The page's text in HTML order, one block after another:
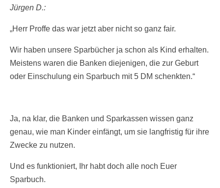
Jürgen D.:
„Herr Proffe das war jetzt aber nicht so ganz fair.
Wir haben unsere Sparbücher ja schon als Kind erhalten.
Meistens waren die Banken diejenigen, die zur Geburt
oder Einschulung ein Sparbuch mit 5 DM schenkten.“
Ja, na klar, die Banken und Sparkassen wissen ganz
genau, wie man Kinder einfängt, um sie langfristig für ihre
Zwecke zu nutzen.
Und es funktioniert, Ihr habt doch alle noch Euer
Sparbuch.